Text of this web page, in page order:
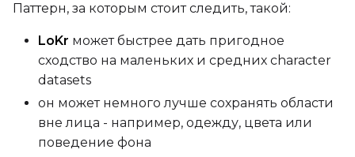
Control Dataset 3
LoRA Weight
Паттерн, за которым стоит следить, такой:
LoKr может быстрее дать пригодное
сходство на маленьких и средних character
datasets
он может немного лучше сохранять области
вне лица - например, одежду, цвета или
поведение фона